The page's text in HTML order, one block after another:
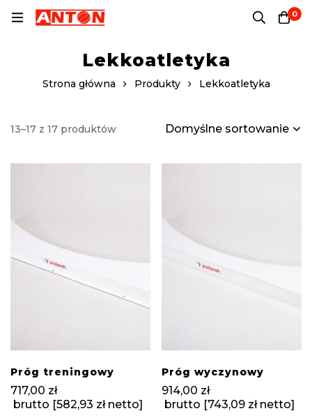
0
Lekkoatletyka
Strona główna Produkty Lekkoatletyka
13–17 z 17 produktów Domyślne sortowanie
Próg treningowy
717,00 zł
brutto [582,93 złnetto]
Próg wyczynowy
914,00 zł
brutto [743,09 złnetto]